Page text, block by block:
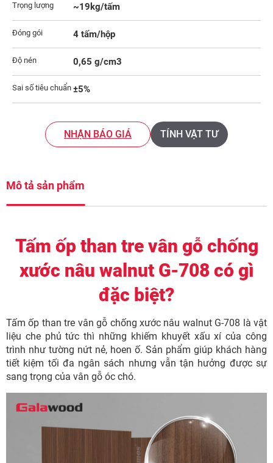
Trọng lượng ~19kg/tấm
Đóng gói 4 tấm/hộp
Độ nén 0,65 g/cm3
Sai số tiêu chuẩn ±5%
NHẬN BÁO GIÁ TÍNH VẬT TƯ
Mô tả sản phẩm
Tấm ốp than tre vân gỗ chống
xước nâu walnut G-708 có gì
đặc biệt?
Tấm ốp than tre vân gỗ chống xước nâu walnut G-708 là vật
liệu che phủ tức thì những khiếm khuyết xấu xí của công
trình như tường nứt nẻ, hoen ố. Sản phẩm giúp khách hàng
tiết kiệm tối đa ngân sách nhưng vẫn tận hưởng được sự
sang trọng của vân gỗ óc chó.